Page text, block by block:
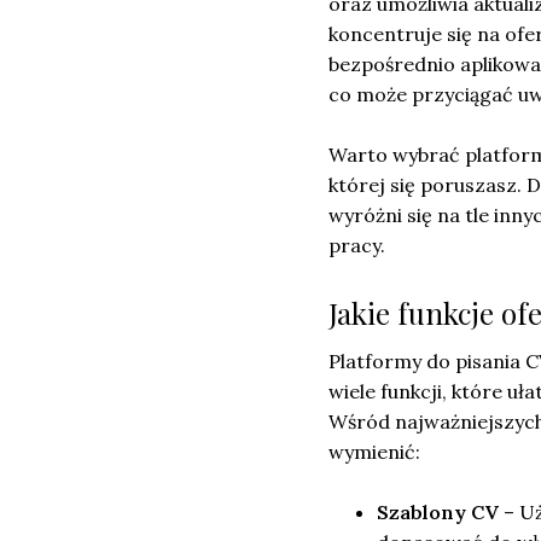
koncentruje się na
bezpośrednio
co może przyciągać
Warto wybrać
której się poruszasz.
wyróżni się na tle
pracy.
Jakie funkcje
Platformy do pisania
wiele funkcji, które
Wśród
wymienić:
Szablony CV –